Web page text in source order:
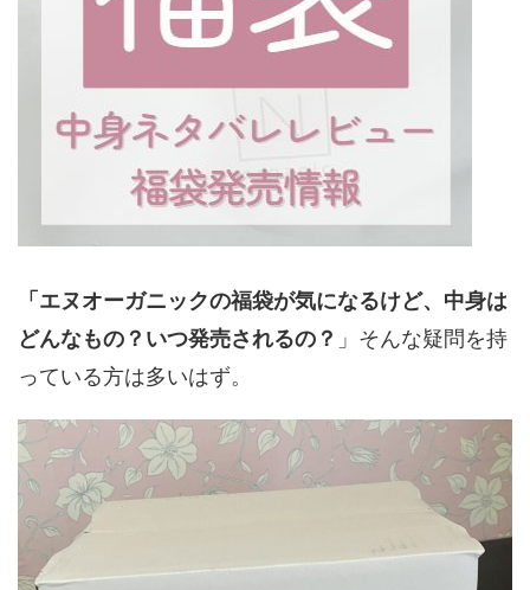
「エヌオーガニックの福袋が気になるけど、中身は
どんなもの？いつ発売されるの？ 」そんな疑問を持
っている方は多いはず。